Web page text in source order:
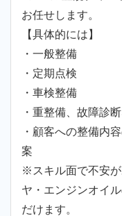
お任せします。
【具体的には】
・一般整備
・定期点検
・車検整備
・重整備、故障診
・顧客への整備内
案
※スキル面で不安
ヤ・エンジンオイ
だけます。